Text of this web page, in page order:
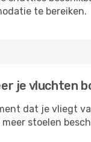
te bereiken.
je vluchten
dat je vliegt
meer stoelen